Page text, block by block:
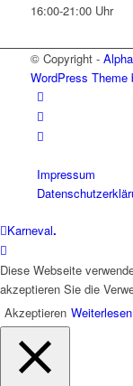
16:00-21:00 Uhr
© Copyright -
WordPress Theme
Impressum
Karneval.
Diese Webseite
akzeptieren Sie die
Akzeptieren Weiterlesen